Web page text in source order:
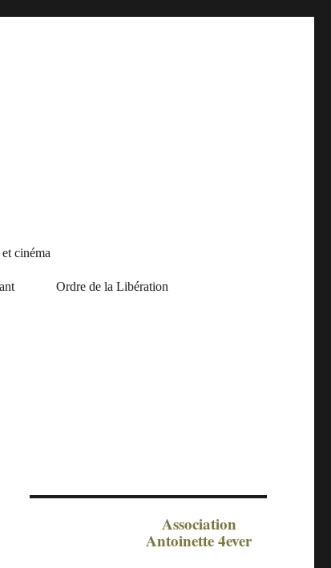
cinéma
Ordre de la Libération
Association
Antoinette 4ever